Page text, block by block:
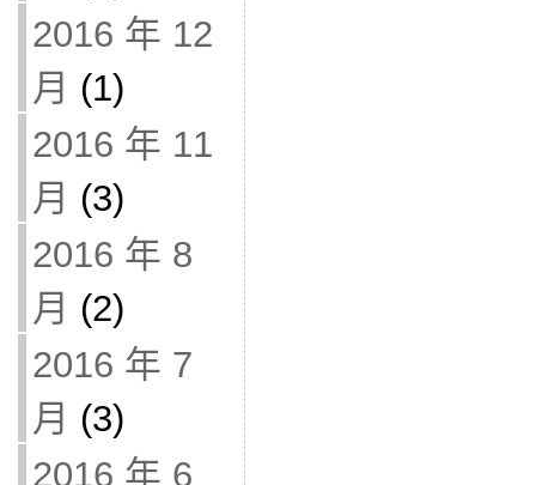
2016 年 12
月 (1)
2016 年 11
月 (3)
2016 年 8
月 (2)
2016 年 7
月 (3)
2016 年 6